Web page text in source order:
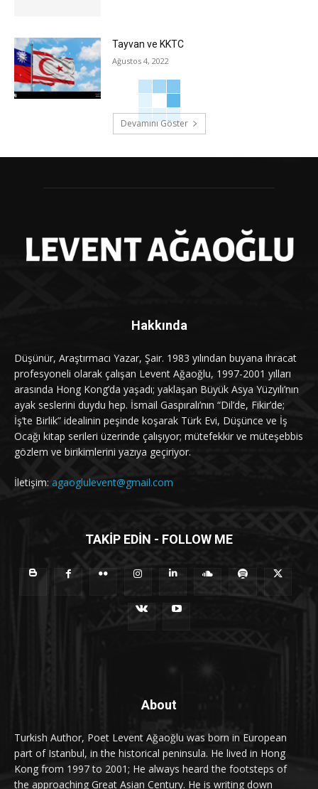
Tayvan ve KKTC
Ağustos 4, 2022
Devamını Göster
Hakkında
Düşünür, Araştırmacı Yazar, Şair. 1983 yılından buyana ihracat
profesyoneli olarak çalışan Levent Ağaoğlu, 1997-2001 yılları
arasında Hong Kong’da yaşadı; yaklaşan Büyük Asya Yüzyılı’nın
ayak seslerini duydu hep. İsmail Gaspıralı’nın “Dil’de, Fikir’de;
İş’te Birlik” idealinin peşinde koşarak Türk Evi, Düşünce ve İş
Ocağı kitap serileri üzerinde çalışıyor; mütefekkir ve müteşebbis
gözlem ve birikimlerini yazıya geçiriyor.
İletişim: agaoglulevent@gmail.com
TAKİP EDİN - FOLLOW ME
About
Turkish Author, Poet Levent Ağaoğlu was born in European
part of Istanbul, in the historical peninsula. He lived in Hong
Kong from 1997 to 2001; He always heard the footsteps of
the approaching Great Asian Century. He is writing down